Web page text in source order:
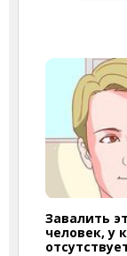
Завалить
человек, у